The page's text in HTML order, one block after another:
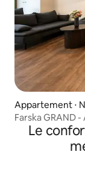
Appartement ⋅
Farska GRAND
de Nitra
Le